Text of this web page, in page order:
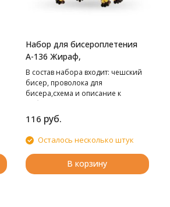
Набор для бисероплетения
А-136 Жираф,
В cостав набора входит: чешский
бисер, проволока для
бисера,схема и описание к
работе.
116 руб.
Осталось несколько штук
В корзину